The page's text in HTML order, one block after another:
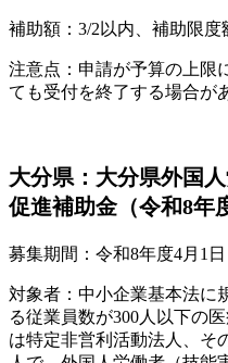
補助額：3/2以内、補助限度
注意点：申請が予算の上限
ても受付を終了する場合が
大分県：大分県外国
促進補助金（令和8年
募集期間：令和8年度4月1日
対象者：中小企業基本法に
る従業員数が300人以下の
は特定非営利活動法人、そ